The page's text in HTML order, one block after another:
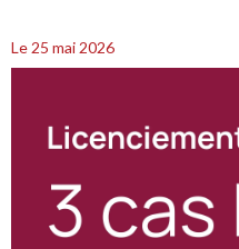
Le 25 mai 2026